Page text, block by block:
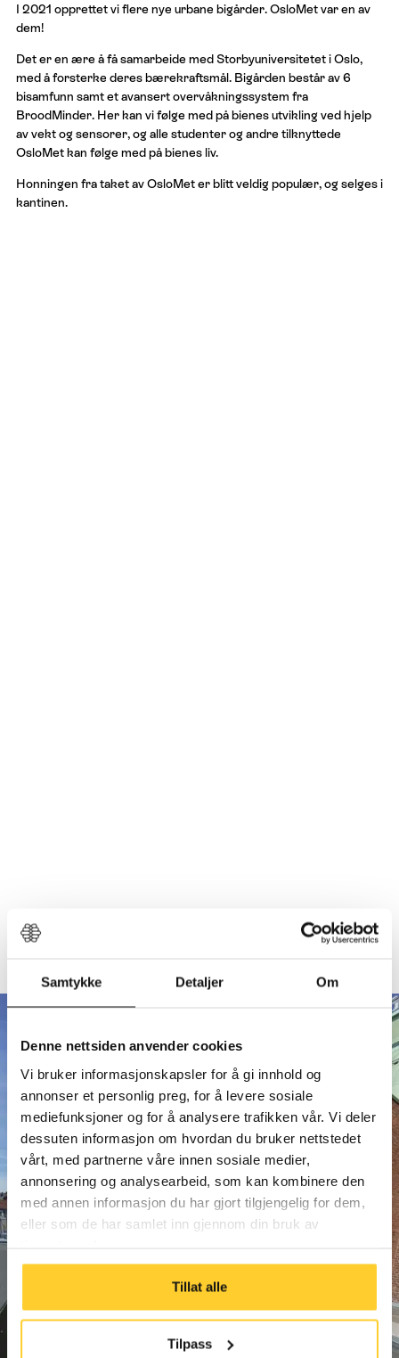
Samtykke Detaljer Om
Denne nettsiden anvender cookies
Vi bruker informasjonskapsler for å gi innhold og
annonser et personlig preg, for å levere sosiale
mediefunksjoner og for å analysere trafikken vår. Vi deler
dessuten informasjon om hvordan du bruker nettstedet
vårt, med partnerne våre innen sosiale medier,
annonsering og analysearbeid, som kan kombinere den
med annen informasjon du har gjort tilgjengelig for dem,
eller som de har samlet inn gjennom din bruk av
Tillat alle
Tilpass
I 2021 opprettet vi flere nye urbane bigårder. OsloMet var en av
dem!
Det er en ære å få samarbeide med Storbyuniversitetet i Oslo,
med å forsterke deres bærekraftsmål. Bigården består av 6
bisamfunn samt et avansert overvåkningssystem fra
BroodMinder. Her kan vi følge med på bienes utvikling ved hjelp
av vekt og sensorer, og alle studenter og andre tilknyttede
OsloMet kan følge med på bienes liv.
Honningen fra taket av OsloMet er blitt veldig populær, og selges i
kantinen.